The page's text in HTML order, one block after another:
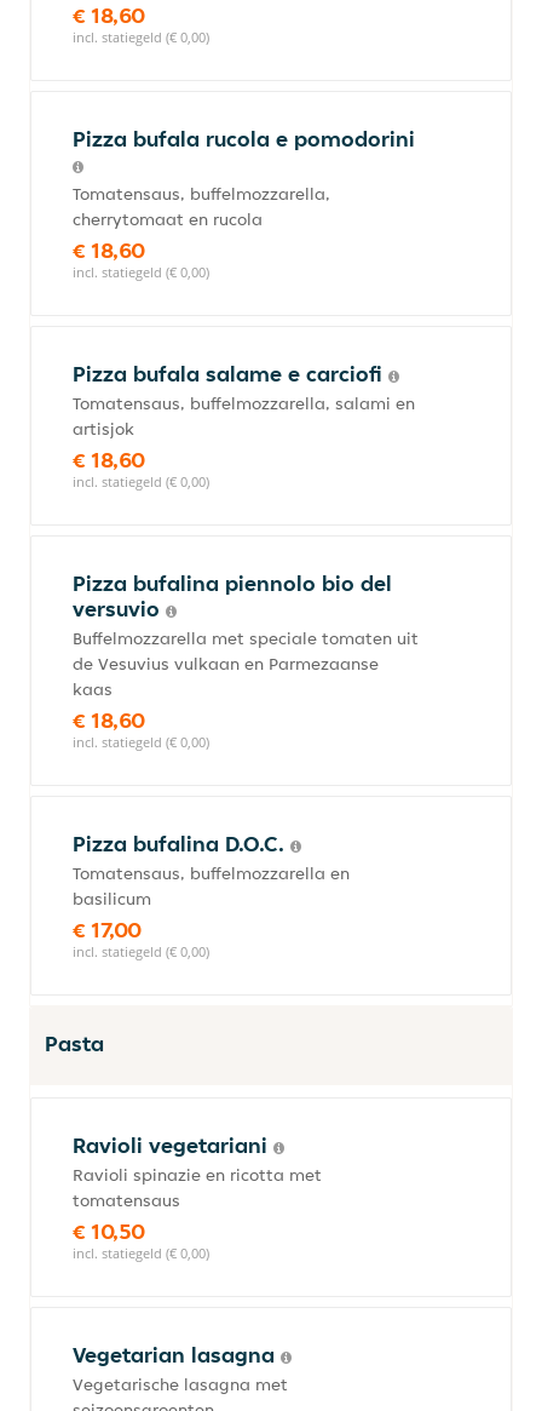
€ 18,60
incl. statiegeld (€ 0,00)
Pizza bufala rucola e pomodorini
Tomatensaus, buffelmozzarella,
cherrytomaat en rucola
€ 18,60
incl. statiegeld (€ 0,00)
Pizza bufala salame e carciofi
Tomatensaus, buffelmozzarella, salami en
artisjok
€ 18,60
incl. statiegeld (€ 0,00)
Pizza bufalina piennolo bio del
versuvio
Buffelmozzarella met speciale tomaten uit
de Vesuvius vulkaan en Parmezaanse
kaas
€ 18,60
incl. statiegeld (€ 0,00)
Pizza bufalina D.O.C.
Tomatensaus, buffelmozzarella en
basilicum
€ 17,00
incl. statiegeld (€ 0,00)
Pasta
Ravioli vegetariani
Ravioli spinazie en ricotta met
tomatensaus
€ 10,50
incl. statiegeld (€ 0,00)
Vegetarian lasagna
Vegetarische lasagna met